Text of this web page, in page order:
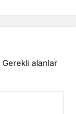
Gerekli alanlar